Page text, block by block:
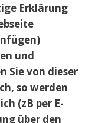
Erklärung
und
Sie von dieser
so werden
(zB per E-
über den